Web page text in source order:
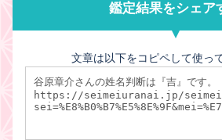
鑑定結果をシェア
文章は以下をコピペして使っ